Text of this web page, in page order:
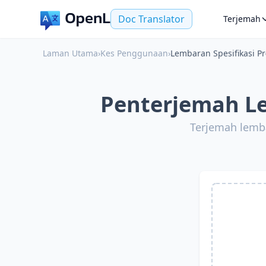
Doc Translator Terjemah
Laman Utama›Kes Penggunaan›Lembaran Spesifikasi
Penterjemah
Terjemah